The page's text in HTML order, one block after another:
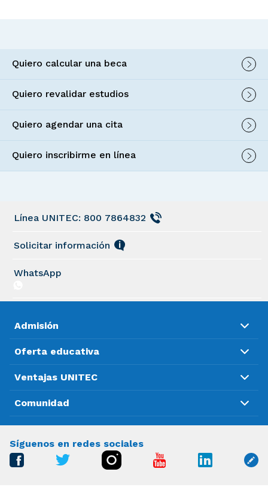
Quiero calcular una beca
Quiero revalidar estudios
Quiero agendar una cita
Quiero inscribirme en línea
Línea UNITEC: 800 7864832
Solicitar información
WhatsApp
Admisión
Oferta educativa
Ventajas UNITEC
Comunidad
Síguenos en redes sociales